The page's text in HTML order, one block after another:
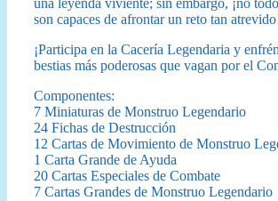
una leyenda viviente; sin embargo, ¡no
son capaces de afrontar un reto tan
¡Participa en la Cacería Legendaria y
bestias más poderosas que vagan por el
Componentes:
7 Miniaturas de Monstruo Legendario
24 Fichas de Destrucción
12 Cartas de Movimiento de Monstruo
1 Carta Grande de Ayuda
20 Cartas Especiales de Combate
7 Cartas Grandes de Monstruo Legendario